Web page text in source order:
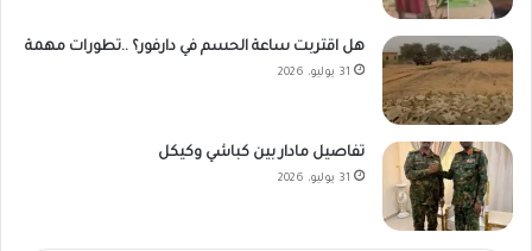
هل اقتربت ساعة الحسم في دارفور؟ ..تطورات مهمة
31 يوليو، 2026
تفاصيل مادار بين كباشي وكيكل
31 يوليو، 2026